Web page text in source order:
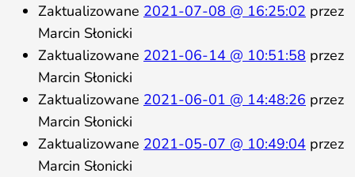
Zaktualizowane 2021-07-08 @ 16:25:02 przez
Marcin Słonicki
Zaktualizowane 2021-06-14 @ 10:51:58 przez
Marcin Słonicki
Zaktualizowane 2021-06-01 @ 14:48:26 przez
Marcin Słonicki
Zaktualizowane 2021-05-07 @ 10:49:04 przez
Marcin Słonicki